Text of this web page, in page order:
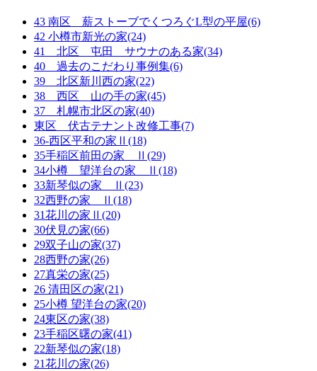
43 南区 薪ストーブでくつろぐL型の平屋(6)
42 小樽市新光の家(24)
41 北区 屯田 サウナのある家(34)
40 過去のこだわり事例集(6)
39 北区新川西の家(22)
38 西区 山の手の家(45)
37 札幌市北区の家(40)
東区 伏古テナント改修工事(7)
36-西区平和の家Ⅱ(18)
35手稲区前田の家 Ⅱ(29)
34小樽 望洋台の家 Ⅱ(18)
33新琴似の家 Ⅱ(23)
32西野の家 Ⅱ(18)
31花川の家Ⅱ(20)
30伏見の家(66)
29双子山の家(37)
28西野の家(26)
27真栄の家(25)
26 清田区の家(21)
25小樽 望洋台の家(20)
24東区の家(38)
23手稲区曙の家(41)
22新琴似の家(18)
21花川の家(26)